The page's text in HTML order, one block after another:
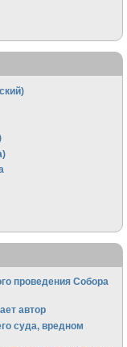
проведения Собора
автор
суда, вредном